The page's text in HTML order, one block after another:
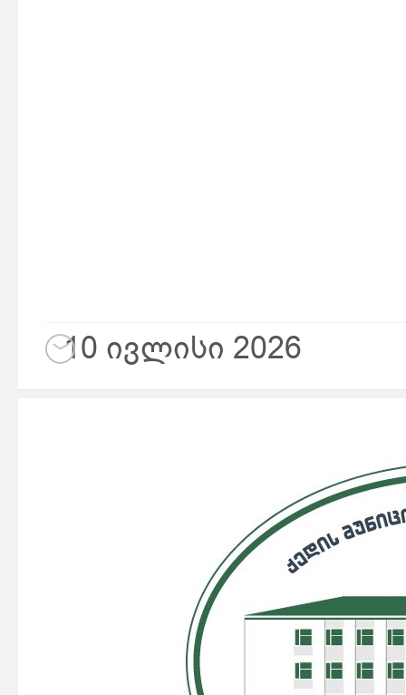
10 ივლისი 2026